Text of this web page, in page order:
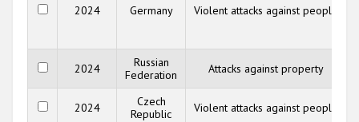
2024 Germany Violent attacks against people
2024
Russian
Federation
Attacks against property
2024
Czech
Republic
Violent attacks against people